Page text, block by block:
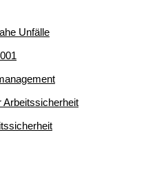
Unfälle
Arbeitssicherheit